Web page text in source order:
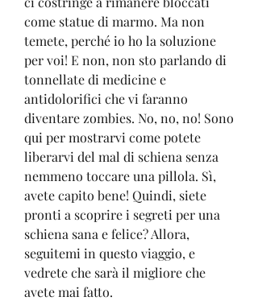
come statue di marmo. Ma non
temete, perché io ho la soluzione
per voi! E non, non sto parlando di
tonnellate di medicine e
antidolorifici che vi faranno
diventare zombies. No, no, no! Sono
qui per mostrarvi come potete
liberarvi del mal di schiena senza
nemmeno toccare una pillola. Sì,
avete capito bene! Quindi, siete
pronti a scoprire i segreti per una
schiena sana e felice? Allora,
seguitemi in questo viaggio, e
vedrete che sarà il migliore che
avete mai fatto.